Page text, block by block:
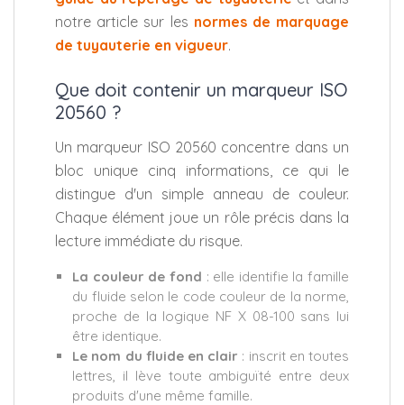
notre article sur les normes de marquage
de tuyauterie en vigueur.
Que doit contenir un marqueur ISO
20560 ?
Un marqueur ISO 20560 concentre dans un
bloc unique cinq informations, ce qui le
distingue d'un simple anneau de couleur.
Chaque élément joue un rôle précis dans la
lecture immédiate du risque.
La couleur de fond : elle identifie la famille
du fluide selon le code couleur de la norme,
proche de la logique NF X 08-100 sans lui
être identique.
Le nom du fluide en clair : inscrit en toutes
lettres, il lève toute ambiguïté entre deux
produits d'une même famille.